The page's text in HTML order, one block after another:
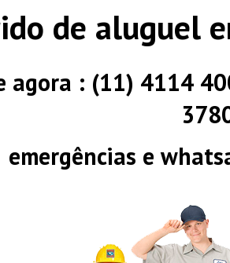
de aluguel
agora : (11) 4114
emergências e